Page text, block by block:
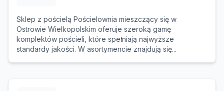
Sklep z pościelą Pościelownia mieszczący się w
Ostrowie Wielkopolskim oferuje szeroką gamę
komplektów pościeli, które spełniają najwyższe
standardy jakości. W asortymencie znajdują się...